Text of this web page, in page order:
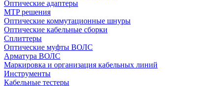
Оптические адаптеры
MTP решения
Оптические коммутационные шнуры
Оптические кабельные сборки
Сплиттеры
Оптические муфты ВОЛС
Арматура ВОЛС
Маркировка и организация кабельных линий
Инструменты
Кабельные тестеры